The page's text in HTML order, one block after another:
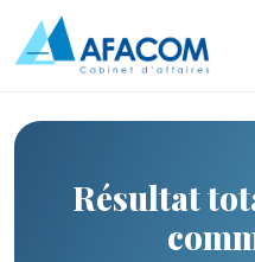
Résultat